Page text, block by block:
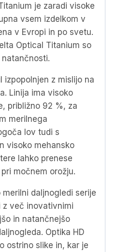
je zaradi visoke
vsem izdelkom v
v Evropi in po svetu.
Optical Titanium so
izpopolnjen z mislijo na
Linija ima visoko
približno 92 %, za
merilnega
lov tudi s
visoko mehansko
lahko prenese
močnem orožju.
daljnogledi serije
z več inovativnimi
in natančnejšo
Optika HD
ostrino slike in, kar je